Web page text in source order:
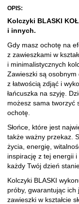
OPIS:
Kolczyki BLASKI
i innych.
Gdy masz ochotę na
z zawieszkami w
i minimalistycznych
Zawieszki są
z łatwością zdjąć i
łańcuszka na szyję.
możesz sama tworzyć
ochotę.
Słońce, które jest
także ważny przekaz.
życia, energię,
inspirację z tej energii
każdy Twój dzień
Kolczyki BLASKI
próby, gwarantując ich
zawieszki w kształcie